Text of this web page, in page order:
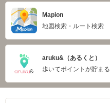
Mapion
地図検索・ルート検索
aruku&（あるくと）
歩いてポイントが貯まる